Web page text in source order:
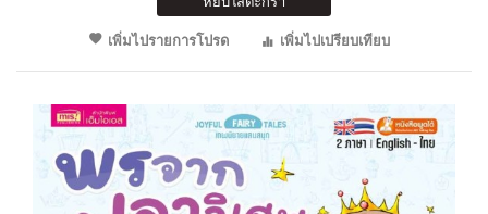
เพิ่มไปรายการโปรด
เพิ่มไปเปรียบเทียบ